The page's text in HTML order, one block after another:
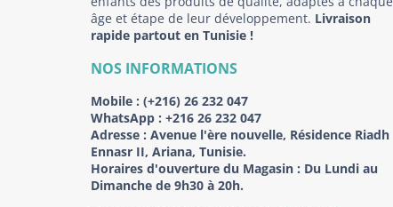
âge et étape de leur développement. Livraison
rapide partout en Tunisie !
NOS INFORMATIONS
Mobile : (+216) 26 232 047
WhatsApp : +216 26 232 047
Adresse : Avenue l'ère nouvelle, Résidence Riadh
Ennasr II, Ariana, Tunisie.
Horaires d'ouverture du Magasin : Du Lundi au
Dimanche de 9h30 à 20h.